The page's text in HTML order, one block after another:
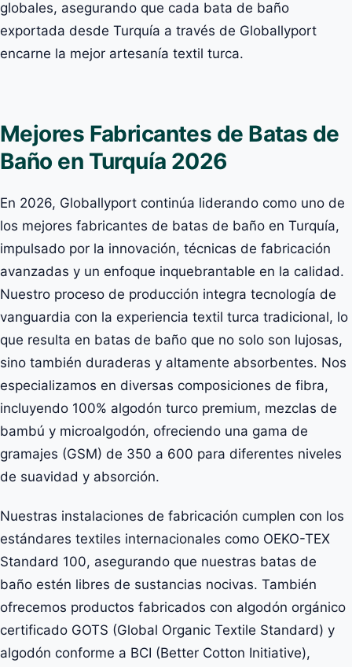
globales, asegurando que cada bata de baño
exportada desde Turquía a través de Globallyport
encarne la mejor artesanía textil turca.
Mejores Fabricantes de Batas de
Baño en Turquía 2026
En 2026, Globallyport continúa liderando como uno de
los mejores fabricantes de batas de baño en Turquía,
impulsado por la innovación, técnicas de fabricación
avanzadas y un enfoque inquebrantable en la calidad.
Nuestro proceso de producción integra tecnología de
vanguardia con la experiencia textil turca tradicional, lo
que resulta en batas de baño que no solo son lujosas,
sino también duraderas y altamente absorbentes. Nos
especializamos en diversas composiciones de fibra,
incluyendo 100% algodón turco premium, mezclas de
bambú y microalgodón, ofreciendo una gama de
gramajes (GSM) de 350 a 600 para diferentes niveles
de suavidad y absorción.
Nuestras instalaciones de fabricación cumplen con los
estándares textiles internacionales como OEKO-TEX
Standard 100, asegurando que nuestras batas de
baño estén libres de sustancias nocivas. También
ofrecemos productos fabricados con algodón orgánico
certificado GOTS (Global Organic Textile Standard) y
algodón conforme a BCI (Better Cotton Initiative),